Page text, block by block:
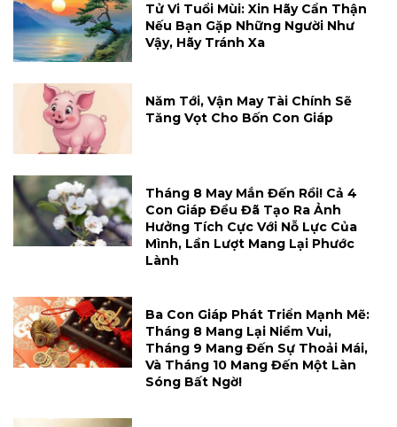
Tử Vi Tuổi Mùi: Xin Hãy Cẩn Thận
Nếu Bạn Gặp Những Người Như
Vậy, Hãy Tránh Xa
Năm Tới, Vận May Tài Chính Sẽ
Tăng Vọt Cho Bốn Con Giáp
Tháng 8 May Mắn Đến Rồi! Cả 4
Con Giáp Đều Đã Tạo Ra Ảnh
Hưởng Tích Cực Với Nỗ Lực Của
Mình, Lần Lượt Mang Lại Phước
Lành
Ba Con Giáp Phát Triển Mạnh Mẽ:
Tháng 8 Mang Lại Niềm Vui,
Tháng 9 Mang Đến Sự Thoải Mái,
Và Tháng 10 Mang Đến Một Làn
Sóng Bất Ngờ!